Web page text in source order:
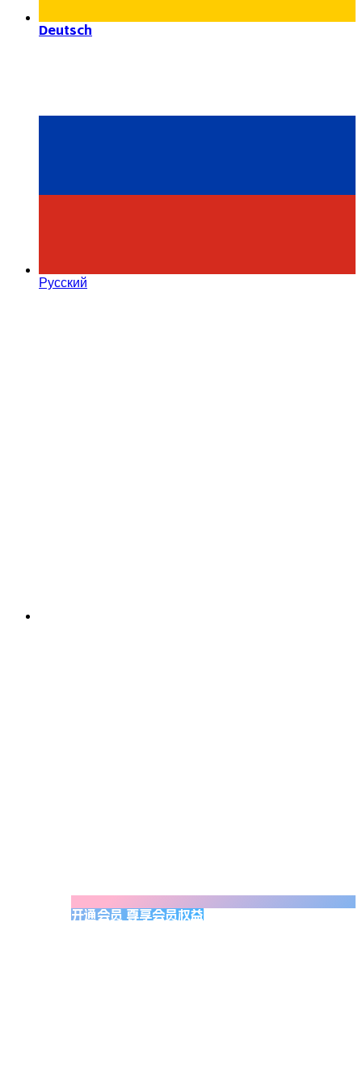
Deutsch
Русский
开通会员 尊享会员权益